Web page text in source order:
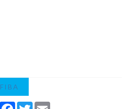
FIBA
Facebook
Twitter